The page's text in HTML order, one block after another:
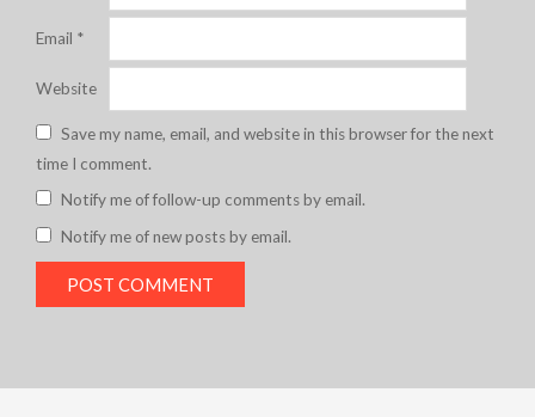
Email *
Website
Save my name, email, and website in this browser for the next
time I comment.
Notify me of follow-up comments by email.
Notify me of new posts by email.